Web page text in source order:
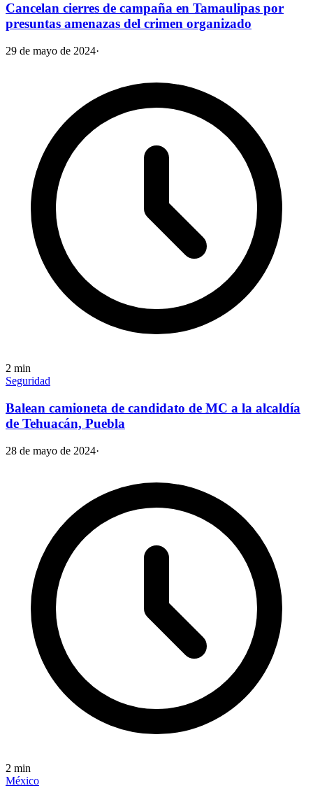
Cancelan cierres de campaña en Tamaulipas por
presuntas amenazas del crimen organizado
29 de mayo de 2024·
2 min
Seguridad
Balean camioneta de candidato de MC a la alcaldía
de Tehuacán, Puebla
28 de mayo de 2024·
2 min
México